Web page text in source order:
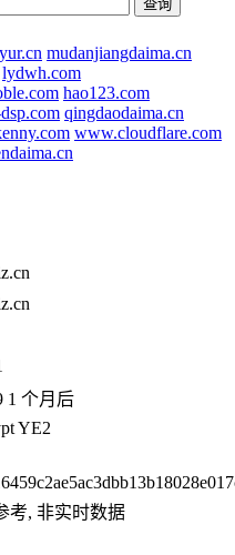
查询
mudanjiangdaima.cn
lydwh.com
hao123.com
qingdaodaima.cn
www.cloudflare.com
1 个月后
YE2
考, 非实时数据